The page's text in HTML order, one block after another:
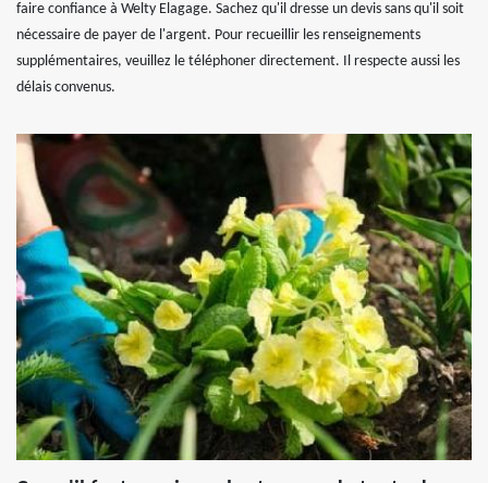
faire confiance à Welty Elagage. Sachez qu'il dresse un devis sans qu'il soit
nécessaire de payer de l'argent. Pour recueillir les renseignements
supplémentaires, veuillez le téléphoner directement. Il respecte aussi les
délais convenus.